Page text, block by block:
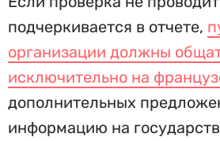
подчеркивается в отчете,
организации должны
исключительно на
дополнительных
информацию на